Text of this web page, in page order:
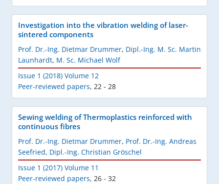
Investigation into the vibration welding of laser-
sintered components
Prof. Dr.-Ing. Dietmar Drummer, Dipl.-Ing. M. Sc. Martin
Launhardt, M. Sc. Michael Wolf
Issue 1 (2018) Volume 12
Peer-reviewed papers, 22 - 28
Sewing welding of Thermoplastics reinforced with
continuous fibres
Prof. Dr.-Ing. Dietmar Drummer, Prof. Dr.-Ing. Andreas
Seefried, Dipl.-Ing. Christian Gröschel
Issue 1 (2017) Volume 11
Peer-reviewed papers, 26 - 32